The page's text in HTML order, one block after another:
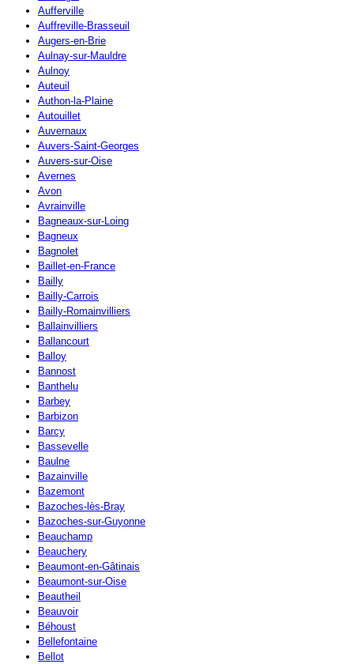
Aufferville
Auffreville-Brasseuil
Augers-en-Brie
Aulnay-sur-Mauldre
Aulnoy
Auteuil
Authon-la-Plaine
Autouillet
Auvernaux
Auvers-Saint-Georges
Auvers-sur-Oise
Avernes
Avon
Avrainville
Bagneaux-sur-Loing
Bagneux
Bagnolet
Baillet-en-France
Bailly
Bailly-Carrois
Bailly-Romainvilliers
Ballainvilliers
Ballancourt
Balloy
Bannost
Banthelu
Barbey
Barbizon
Barcy
Bassevelle
Baulne
Bazainville
Bazemont
Bazoches-lès-Bray
Bazoches-sur-Guyonne
Beauchamp
Beauchery
Beaumont-en-Gâtinais
Beaumont-sur-Oise
Beautheil
Beauvoir
Béhoust
Bellefontaine
Bellot